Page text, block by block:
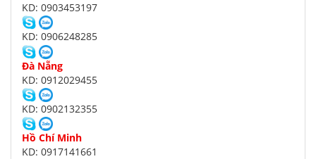
KD: 0903453197
KD: 0906248285
Đà Nẵng
KD: 0912029455
KD: 0902132355
Hồ Chí Minh
KD: 0917141661